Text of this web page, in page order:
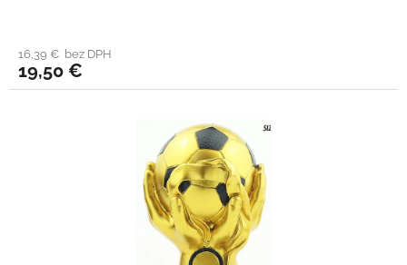
16,39 € bez DPH
19,50 €